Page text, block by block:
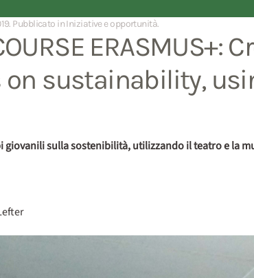
. Pubblicato inIniziative e opportunità.
ERASMUS+:
on sustainability,
giovanili sulla sostenibilità, utilizzando il teatro e la